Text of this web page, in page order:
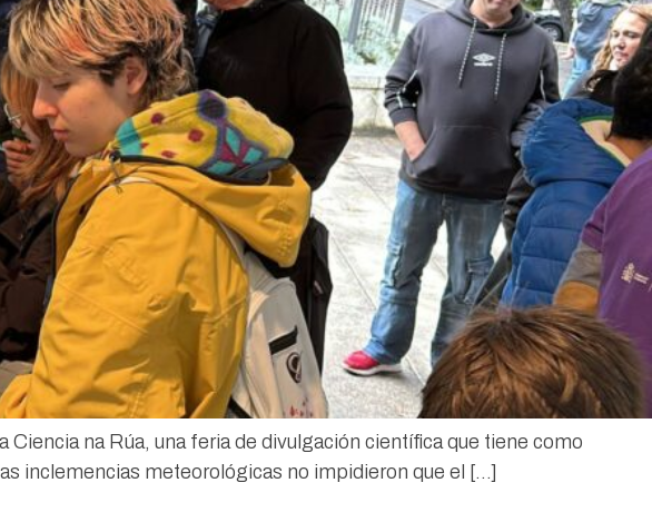
Ciencia na Rúa, una feria de divulgación científica que tiene como
inclemencias meteorológicas no impidieron que el […]